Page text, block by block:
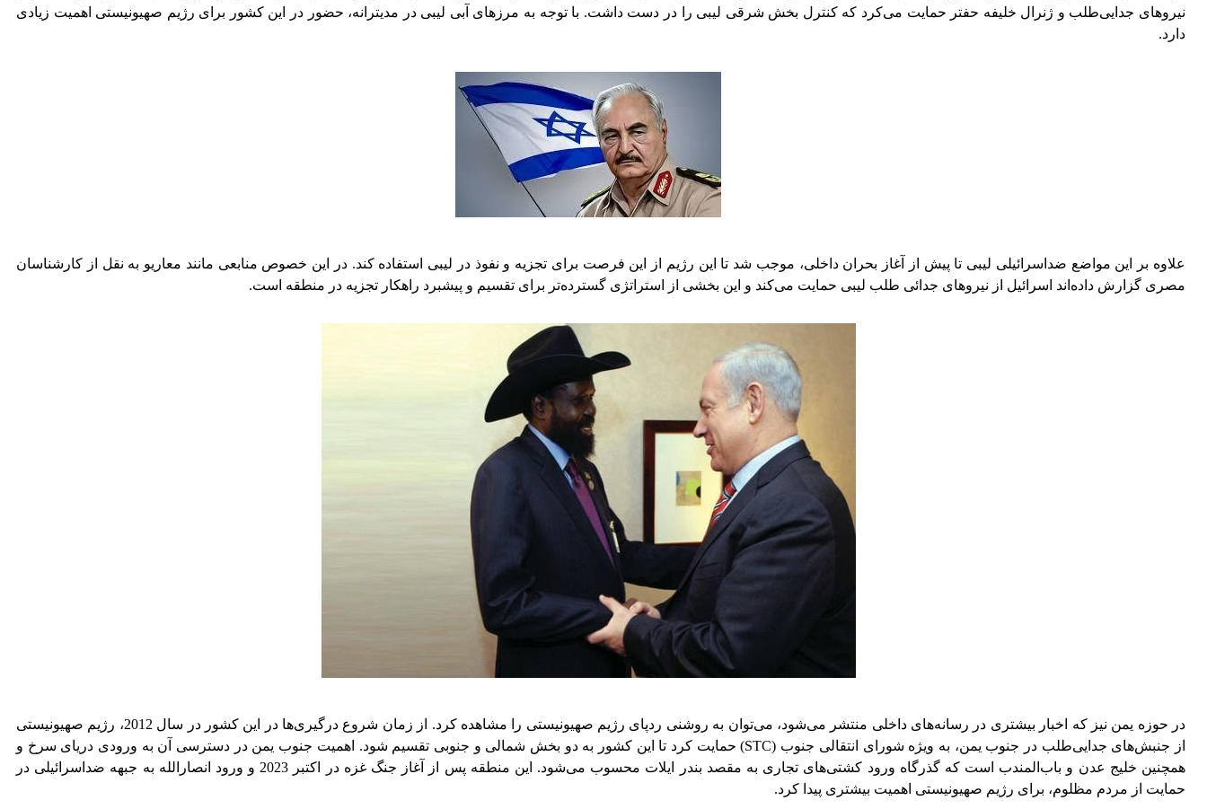
نیروهای جدایی‌طلب و ژنرال خلیفه حفتر حمایت می‌کرد که کنترل بخش شرقی لیبی را در دست داشت. با توجه به مرزهای آبی لیبی در مدیترانه، حضور در این کشور برای رژیم صهیونیستی اهمیت زیادی
دارد.
علاوه بر این مواضع ضداسرائیلی لیبی تا پیش از آغاز بحران داخلی، موجب شد تا این رژیم از این فرصت برای تجزیه و نفوذ در لیبی استفاده کند. در این خصوص منابعی مانند معاریو به نقل از کارشناسان
مصری گزارش داده‌اند اسرائیل از نیروهای جدائی طلب لیبی حمایت می‌کند و این بخشی از استراتژی گسترده‌تر برای تقسیم و پیشبرد راهکار تجزیه در منطقه است.
در حوزه یمن نیز که اخبار بیشتری در رسانه‌های داخلی منتشر می‌شود، می‌توان به روشنی ردپای رژیم صهیونیستی را مشاهده کرد. از زمان شروع درگیری‌ها در این کشور در سال 2012، رژیم صهیونیستی
از جنبش‌های جدایی‌طلب در جنوب یمن، به ویژه شورای انتقالی جنوب (STC) حمایت کرد تا این کشور به دو بخش شمالی و جنوبی تقسیم شود. اهمیت جنوب یمن در دسترسی آن به ورودی دریای سرخ و
همچنین خلیج عدن و باب‌المندب است که گذرگاه ورود کشتی‌های تجاری به مقصد بندر ایلات محسوب می‌شود. این منطقه پس از آغاز جنگ غزه در اکتبر 2023 و ورود انصارالله به جبهه ضداسرائیلی در
حمایت از مردم مظلوم، برای رژیم صهیونیستی اهمیت بیشتری پیدا کرد.